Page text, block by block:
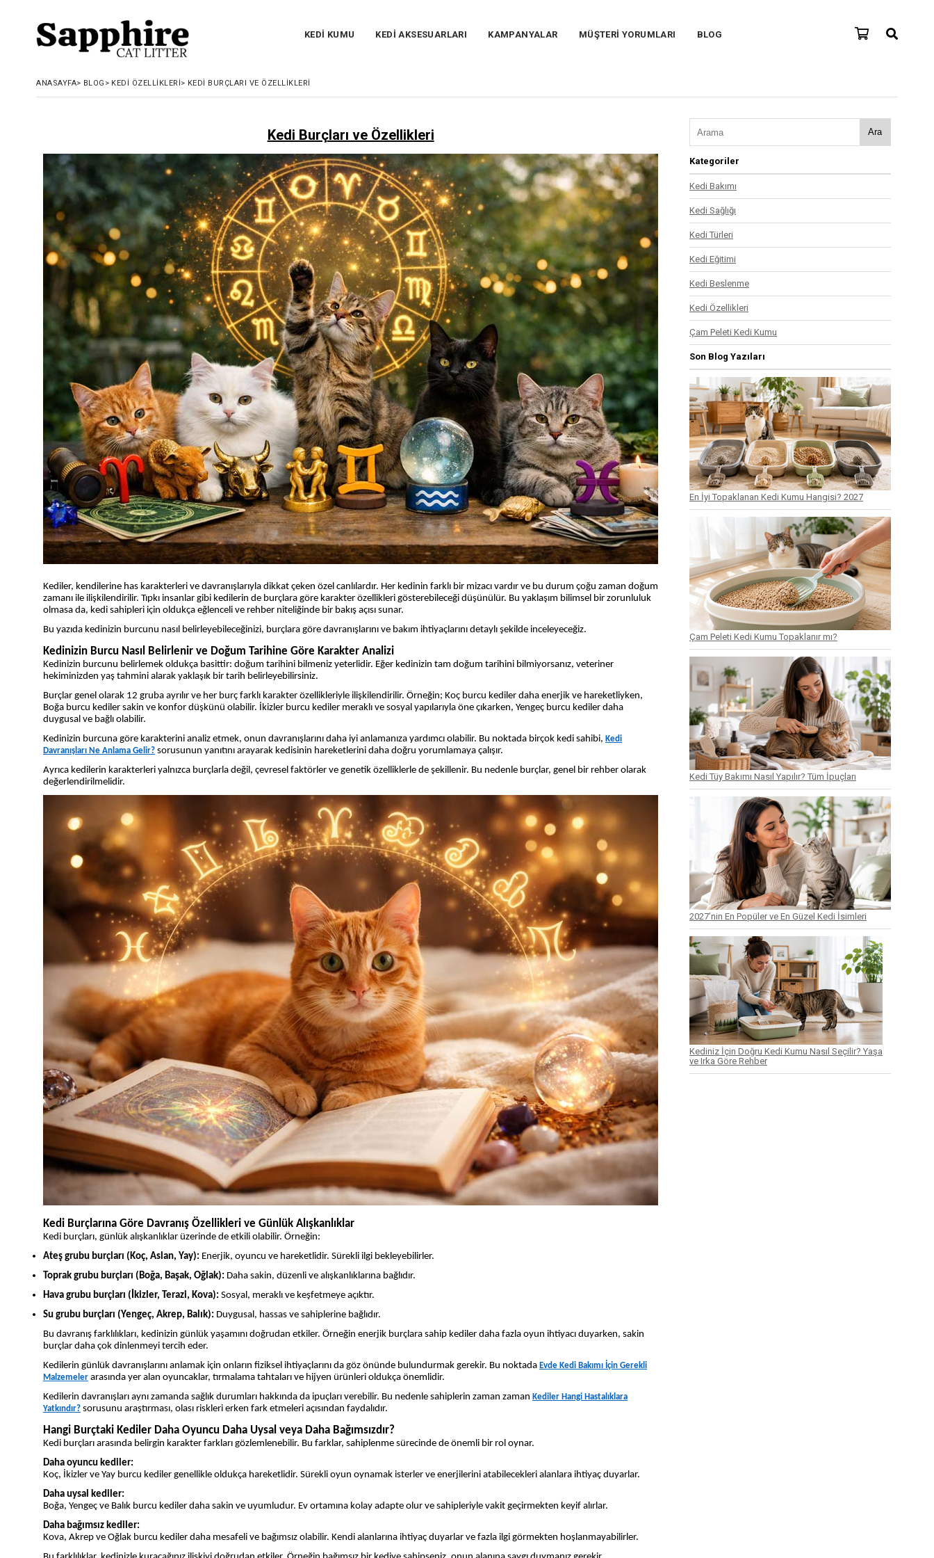
KEDİ KUMU KEDİ AKSESUARLARI KAMPANYALAR MÜŞTERİ YORUMLARI BLOG
ANASAYFA> BLOG > KEDI ÖZELLIKLERI> KEDI BURÇLARI VE ÖZELLIKLERI
Kedi Burçları ve Özellikleri
Kediler, kendilerine has karakterleri ve davranışlarıyla dikkat çeken özel canlılardır. Her kedinin farklı bir mizacı vardır ve bu durum çoğu zaman doğum
zamanı ile ilişkilendirilir. Tıpkı insanlar gibi kedilerin de burçlara göre karakter özellikleri gösterebileceği düşünülür. Bu yaklaşım bilimsel bir zorunluluk
olmasa da, kedi sahipleri için oldukça eğlenceli ve rehber niteliğinde bir bakış açısı sunar.
Bu yazıda kedinizin burcunu nasıl belirleyebileceğinizi, burçlara göre davranışlarını ve bakım ihtiyaçlarını detaylı şekilde inceleyeceğiz.
Kedinizin Burcu Nasıl Belirlenir ve Doğum Tarihine Göre Karakter Analizi
Kedinizin burcunu belirlemek oldukça basittir: doğum tarihini bilmeniz yeterlidir. Eğer kedinizin tam doğum tarihini bilmiyorsanız, veteriner
hekiminizden yaş tahmini alarak yaklaşık bir tarih belirleyebilirsiniz.
Burçlar genel olarak 12 gruba ayrılır ve her burç farklı karakter özellikleriyle ilişkilendirilir. Örneğin; Koç burcu kediler daha enerjik ve hareketliyken,
Boğa burcu kediler sakin ve konfor düşkünü olabilir. İkizler burcu kediler meraklı ve sosyal yapılarıyla öne çıkarken, Yengeç burcu kediler daha
duygusal ve bağlı olabilir.
Kedinizin burcuna göre karakterini analiz etmek, onun davranışlarını daha iyi anlamanıza yardımcı olabilir. Bu noktada birçok kedi sahibi, Kedi
Davranışları Ne Anlama Gelir? sorusunun yanıtını arayarak kedisinin hareketlerini daha doğru yorumlamaya çalışır.
Ayrıca kedilerin karakterleri yalnızca burçlarla değil, çevresel faktörler ve genetik özelliklerle de şekillenir. Bu nedenle burçlar, genel bir rehber olarak
değerlendirilmelidir.
Kedi Burçlarına Göre Davranış Özellikleri ve Günlük Alışkanlıklar
Kedi burçları, günlük alışkanlıklar üzerinde de etkili olabilir. Örneğin:
Ateş grubu burçları (Koç, Aslan, Yay): Enerjik, oyuncu ve hareketlidir. Sürekli ilgi bekleyebilirler.
Toprak grubu burçları (Boğa, Başak, Oğlak): Daha sakin, düzenli ve alışkanlıklarına bağlıdır.
Hava grubu burçları (İkizler, Terazi, Kova): Sosyal, meraklı ve keşfetmeye açıktır.
Su grubu burçları (Yengeç, Akrep, Balık): Duygusal, hassas ve sahiplerine bağlıdır.
Bu davranış farklılıkları, kedinizin günlük yaşamını doğrudan etkiler. Örneğin enerjik burçlara sahip kediler daha fazla oyun ihtiyacı duyarken, sakin
burçlar daha çok dinlenmeyi tercih eder.
Kedilerin günlük davranışlarını anlamak için onların fiziksel ihtiyaçlarını da göz önünde bulundurmak gerekir. Bu noktada Evde Kedi Bakımı İçin Gerekli
Malzemeler arasında yer alan oyuncaklar, tırmalama tahtaları ve hijyen ürünleri oldukça önemlidir.
Kedilerin davranışları aynı zamanda sağlık durumları hakkında da ipuçları verebilir. Bu nedenle sahiplerin zaman zaman Kediler Hangi Hastalıklara
Yatkındır? sorusunu araştırması, olası riskleri erken fark etmeleri açısından faydalıdır.
Hangi Burçtaki Kediler Daha Oyuncu Daha Uysal veya Daha Bağımsızdır?
Kedi burçları arasında belirgin karakter farkları gözlemlenebilir. Bu farklar, sahiplenme sürecinde de önemli bir rol oynar.
Daha oyuncu kediler:
Koç, İkizler ve Yay burcu kediler genellikle oldukça hareketlidir. Sürekli oyun oynamak isterler ve enerjilerini atabilecekleri alanlara ihtiyaç duyarlar.
Daha uysal kediler:
Boğa, Yengeç ve Balık burcu kediler daha sakin ve uyumludur. Ev ortamına kolay adapte olur ve sahipleriyle vakit geçirmekten keyif alırlar.
Daha bağımsız kediler:
Kova, Akrep ve Oğlak burcu kediler daha mesafeli ve bağımsız olabilir. Kendi alanlarına ihtiyaç duyarlar ve fazla ilgi görmekten hoşlanmayabilirler.
Ara
Kategoriler
Kedi Bakımı
Kedi Sağlığı
Kedi Türleri
Kedi Eğitimi
Kedi Beslenme
Kedi Özellikleri
Çam Peleti Kedi Kumu
Son Blog Yazıları
En İyi Topaklanan Kedi Kumu Hangisi? 2027
Çam Peleti Kedi Kumu Topaklanır mı?
Kedi Tüy Bakımı Nasıl Yapılır? Tüm İpuçları
2027’nin En Popüler ve En Güzel Kedi İsimleri
Kediniz İçin Doğru Kedi Kumu Nasıl Seçilir? Yaşa
ve Irka Göre Rehber